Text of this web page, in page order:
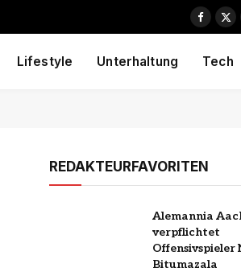
X
Lifestyle Unterhaltung Tech
REDAKTEURFAVORITEN
Alemannia
verpflichtet
Offensivspieler
Bitumazala